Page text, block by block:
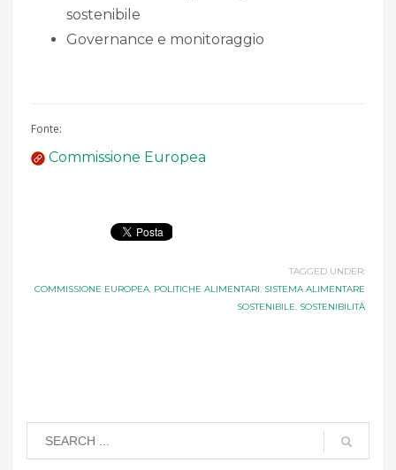
sostenibile
Governance e monitoraggio
Fonte:
Commissione Europea
TAGGED UNDER:
COMMISSIONE EUROPEA, POLITICHE ALIMENTARI, SISTEMA ALIMENTARE
SOSTENIBILE, SOSTENIBILITÀ